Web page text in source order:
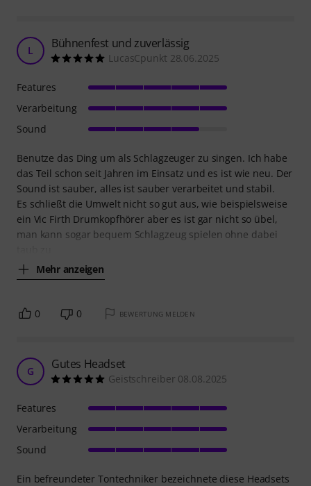
L Bühnenfest und zuverlässig
LucasCpunkt 28.06.2025
Benutze das Ding um als Schlagzeuger zu singen. Ich habe
das Teil schon seit Jahren im Einsatz und es ist wie neu. Der
Sound ist sauber, alles ist sauber verarbeitet und stabil.
Es schließt die Umwelt nicht so gut aus, wie beispielsweise
ein Vic Firth Drumkopfhörer aber es ist gar nicht so übel,
man kann sogar bequem Schlagzeug spielen ohne dabei
Mehr anzeigen
Features
Verarbeitung
Sound
0 0 BEWERTUNG MELDEN
G Gutes Headset
Geistschreiber 08.08.2025
Ein befreundeter Tontechniker bezeichnete diese Headsets
Features
Verarbeitung
Sound